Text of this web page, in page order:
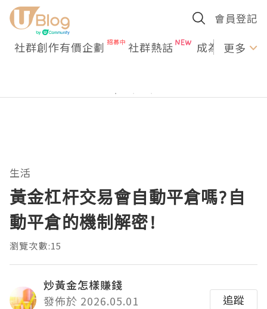
會員登記
社群創作有價企劃 社群熱話 成為U更多
生活
黃金杠杆交易會自動平倉嗎?自
動平倉的機制解密!
瀏覽次數:15
炒黃金怎樣賺錢
發佈於 2026.05.01
追蹤